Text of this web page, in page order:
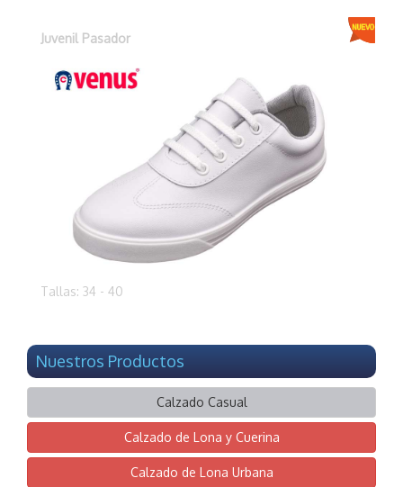
Juvenil Pasador
Tallas: 34 - 40
Nuestros Productos
Calzado Casual
Calzado de Lona y Cuerina
Calzado de Lona Urbana